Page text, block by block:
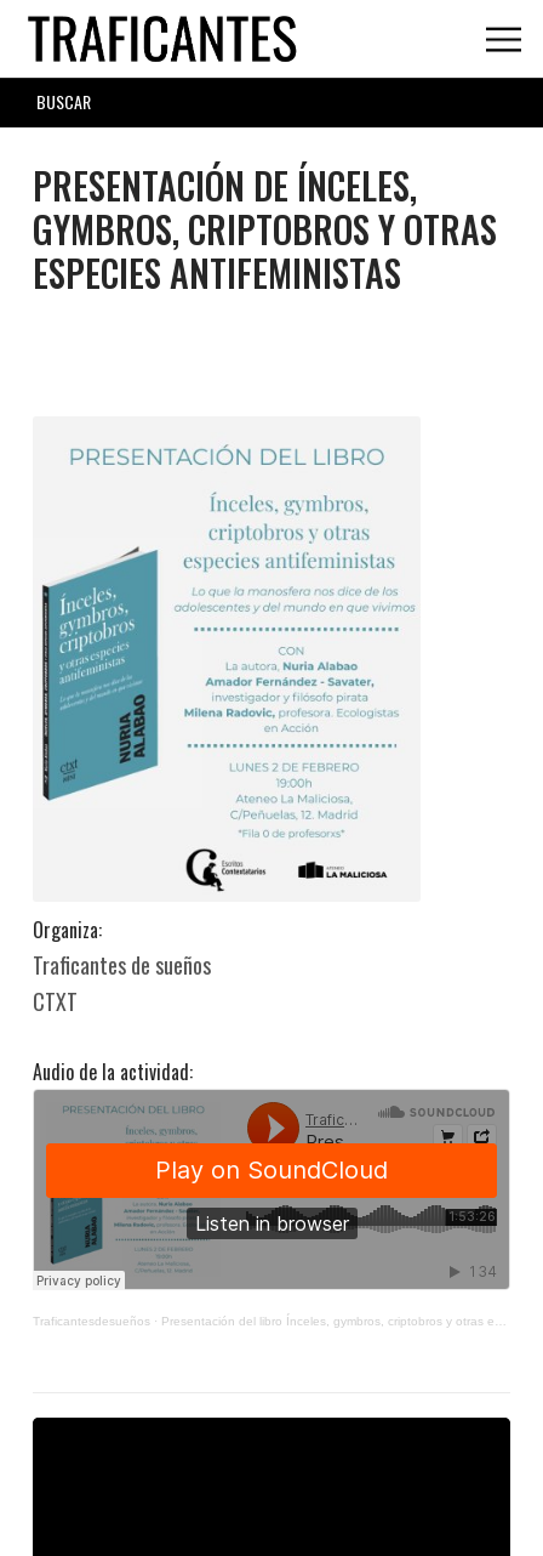
Skip
main
content
SEARCH
FORM
PRESENTACIÓN DE ÍNCELES,
GYMBROS, CRIPTOBROS Y OTRAS
ESPECIES ANTIFEMINISTAS
Organiza:
Traficantes de sueños
CTXT
Audio de la actividad:
Traficantesdesueños· Presentación del libro Ínceles, gymbros, criptobros y otras especies antifeministas